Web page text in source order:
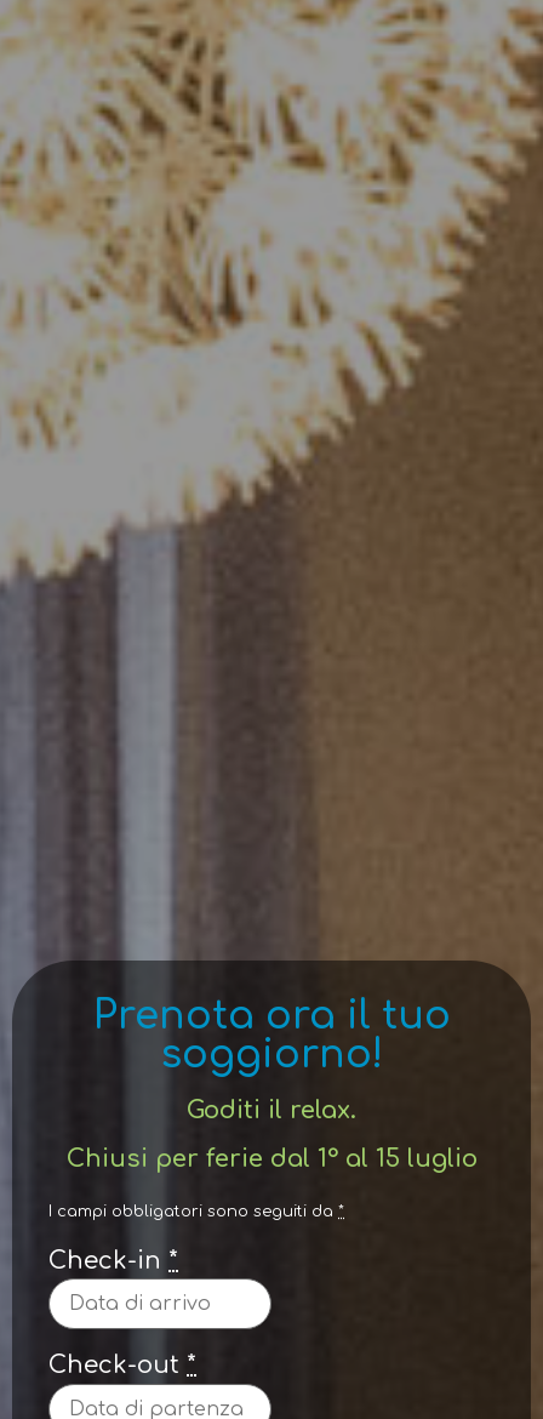
Prenota ora il tuo
soggiorno!
Goditi il relax.
Chiusi per ferie dal 1° al 15 luglio
I campi obbligatori sono seguiti da *
Check-in *
Check-out *